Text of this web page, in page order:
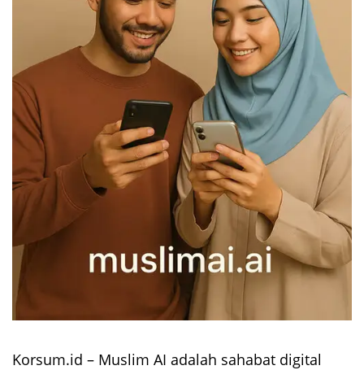
Korsum.id – Muslim AI adalah sahabat digital